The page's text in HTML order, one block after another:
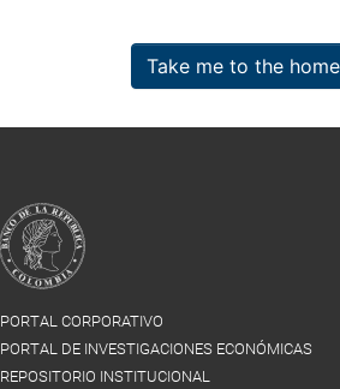
Take me to the
PORTAL CORPORATIVO
PORTAL DE INVESTIGACIONES ECONÓMICAS
REPOSITORIO INSTITUCIONAL